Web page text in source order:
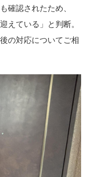
確認されたため、
えている」と判断。
の対応についてご相